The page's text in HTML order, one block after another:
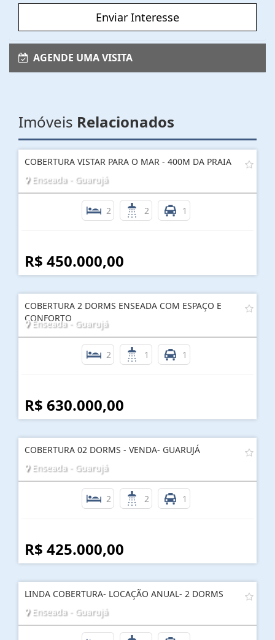
Enviar Interesse
AGENDE UMA VISITA
Imóveis Relacionados
COBERTURA VISTAR PARA O MAR - 400M DA PRAIA
Enseada - Guarujá
2 2 1
R$ 450.000,00
COBERTURA 2 DORMS ENSEADA COM ESPAÇO E
CONFORTO
Enseada - Guarujá
2 1 1
R$ 630.000,00
COBERTURA 02 DORMS - VENDA- GUARUJÁ
Enseada - Guarujá
2 2 1
R$ 425.000,00
LINDA COBERTURA- LOCAÇÃO ANUAL- 2 DORMS
Enseada - Guarujá